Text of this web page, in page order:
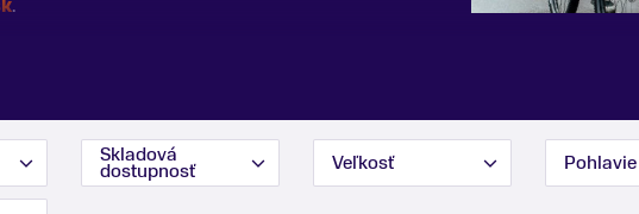
.
Skladová
dostupnosť Veľkosť Pohlavie